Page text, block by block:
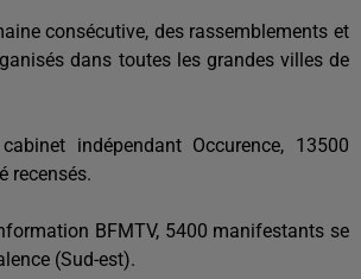
consécutive, des rassemblements et
dans toutes les grandes villes de
indépendant Occurence, 13500
recensés.
BFMTV, 5400 manifestants se
(Sud-est).